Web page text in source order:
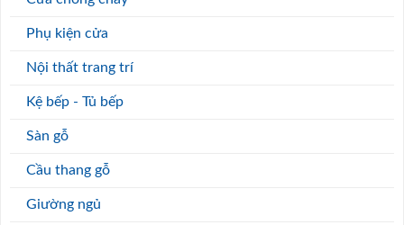
Phụ kiện cửa
Nội thất trang trí
Kệ bếp - Tủ bếp
Sàn gỗ
Cầu thang gỗ
Giường ngủ